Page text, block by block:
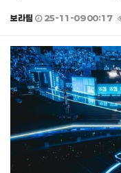
보라팀 25-11-09 00:17
본문